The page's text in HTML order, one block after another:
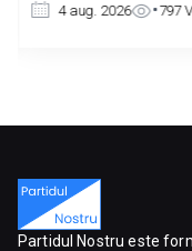
4 aug. 2026 797
Partidul Nostru este